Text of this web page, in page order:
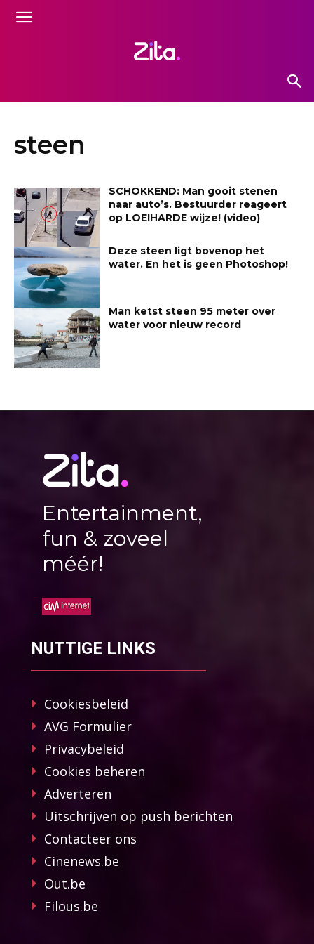
steen
SCHOKKEND: Man gooit stenen
naar auto’s. Bestuurder reageert
op LOEIHARDE wijze! (video)
Deze steen ligt bovenop het
water. En het is geen Photoshop!
Man ketst steen 95 meter over
water voor nieuw record
Entertainment,
fun & zoveel
méér!
NUTTIGE LINKS
Cookiesbeleid
AVG Formulier
Privacybeleid
Cookies beheren
Adverteren
Uitschrijven op push berichten
Contacteer ons
Cinenews.be
Out.be
Filous.be